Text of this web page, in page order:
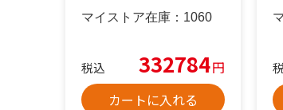
マイストア在庫： 1060
税込 332784円
カートに入れる